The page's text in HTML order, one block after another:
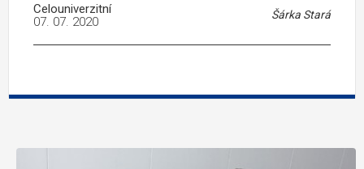
Celouniverzitní Šárka Stará
07. 07. 2020